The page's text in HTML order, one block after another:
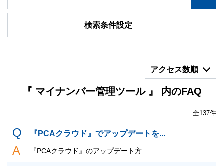
検索条件設定
アクセス数順
『 マイナンバー管理ツール 』 内のFAQ
全137件
『PCAクラウド』でアップデートを...
『PCAクラウド』のアップデート方...